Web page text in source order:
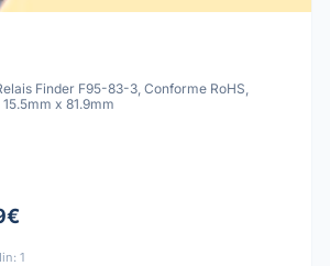
Finder F95-83-3, Conforme RoHS,
x 81.9mm
1